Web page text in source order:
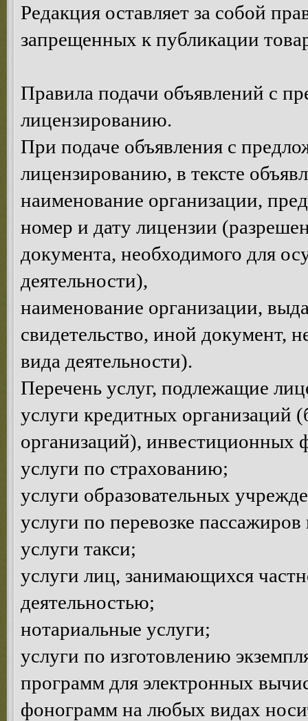
Редакция оставляет за собой
запрещенных к публикации
Правила подачи объявлений с
лицензированию.
При подаче объявления с
лицензированию, в тексте
наименование организации,
номер и дату лицензии
документа, необходимого для
деятельности),
наименование организации,
свидетельство, иной документ,
вида деятельности).
Перечень услуг, подлежащие
услуги кредитных организаций
организаций), инвестиционных
услуги по страхованию;
услуги образовательных
услуги по перевозке
услуги такси;
услуги лиц, занимающихся
деятельностью;
нотариальные услуги;
услуги по изготовлению
программ для электронных
фонограмм на любых видах